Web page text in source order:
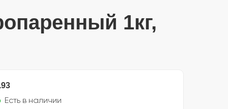
1кг,
Есть в наличии